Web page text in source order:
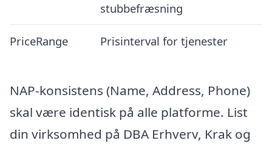
stubbefræsning
PriceRange Prisinterval for tjenester
NAP-konsistens (Name, Address, Phone)
skal være identisk på alle platforme. List
din virksomhed på DBA Erhverv, Krak og